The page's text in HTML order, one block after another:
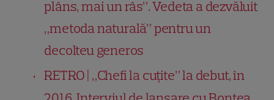
plâns, mai un râs”. Vedeta a dezvăluit
„metoda naturală” pentru un
decolteu generos
RETRO | „Chefi la cuțite” la debut, în